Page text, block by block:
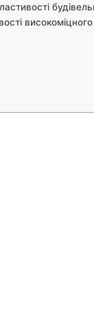
високоміцного